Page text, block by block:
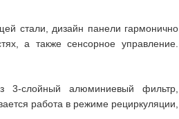
стали, дизайн панели гармонично
а также сенсорное управление.
3-слойный алюминиевый фильтр,
работа в режиме рециркуляции,